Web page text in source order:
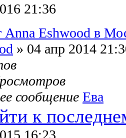
21:36
Eshwood в
» 04 апр 2014
сообщение Ева